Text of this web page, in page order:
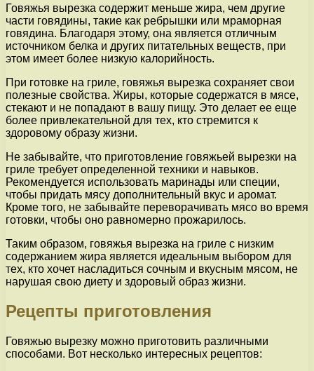
Говяжья вырезка содержит меньше жира, чем другие
части говядины, такие как ребрышки или мраморная
говядина. Благодаря этому, она является отличным
источником белка и других питательных веществ, при
этом имеет более низкую калорийность.
При готовке на гриле, говяжья вырезка сохраняет свои
полезные свойства. Жиры, которые содержатся в мясе,
стекают и не попадают в вашу пищу. Это делает ее еще
более привлекательной для тех, кто стремится к
здоровому образу жизни.
Не забывайте, что приготовление говяжьей вырезки на
гриле требует определенной техники и навыков.
Рекомендуется использовать маринады или специи,
чтобы придать мясу дополнительный вкус и аромат.
Кроме того, не забывайте переворачивать мясо во время
готовки, чтобы оно равномерно прожарилось.
Таким образом, говяжья вырезка на гриле с низким
содержанием жира является идеальным выбором для
тех, кто хочет насладиться сочным и вкусным мясом, не
нарушая свою диету и здоровый образ жизни.
Рецепты приготовления
Говяжью вырезку можно приготовить различными
способами. Вот несколько интересных рецептов: